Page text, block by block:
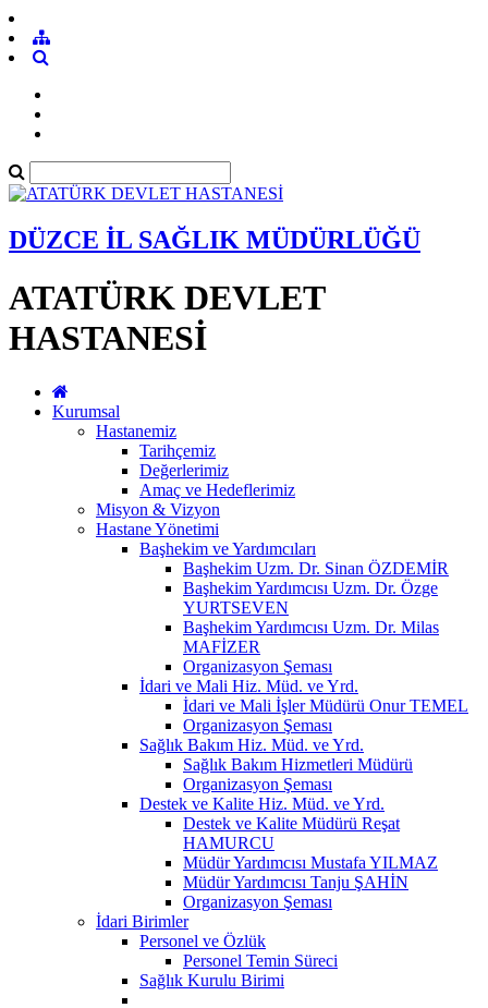
DÜZCE İL SAĞLIK MÜDÜRLÜĞÜ
ATATÜRK DEVLET
HASTANESİ
Kurumsal
Hastanemiz
Tarihçemiz
Değerlerimiz
Amaç ve Hedeflerimiz
Misyon & Vizyon
Hastane Yönetimi
Başhekim ve Yardımcıları
Başhekim Uzm. Dr. Sinan ÖZDEMİR
Başhekim Yardımcısı Uzm. Dr. Özge
YURTSEVEN
Başhekim Yardımcısı Uzm. Dr. Milas
MAFİZER
Organizasyon Şeması
İdari ve Mali Hiz. Müd. ve Yrd.
İdari ve Mali İşler Müdürü Onur TEMEL
Organizasyon Şeması
Sağlık Bakım Hiz. Müd. ve Yrd.
Sağlık Bakım Hizmetleri Müdürü
Organizasyon Şeması
Destek ve Kalite Hiz. Müd. ve Yrd.
Destek ve Kalite Müdürü Reşat
HAMURCU
Müdür Yardımcısı Mustafa YILMAZ
Müdür Yardımcısı Tanju ŞAHİN
Organizasyon Şeması
İdari Birimler
Personel ve Özlük
Personel Temin Süreci
Sağlık Kurulu Birimi